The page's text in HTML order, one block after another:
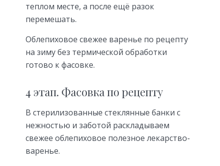
теплом месте, а после ещё разок
перемешать.
Облепиховое свежее варенье по рецепту
на зиму без термической обработки
готово к фасовке.
4 этап. Фасовка по рецепту
В стерилизованные стеклянные банки с
нежностью и заботой раскладываем
свежее облепиховое полезное лекарство-
варенье.